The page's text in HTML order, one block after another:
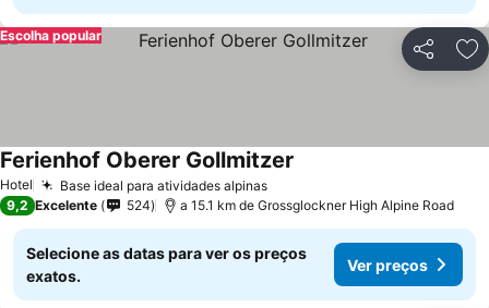
Partilhar
Escolha popular
Hotel Base ideal para atividades alpinas
Ferienhof Oberer Gollmitzer
9,2 Excelente 524 a 15.1 km de Grossglockner High Alpine Road
Selecione as datas para ver os preços
exatos.
Ver preços